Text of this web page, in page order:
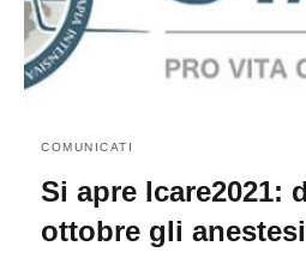
COMUNICATI
Si apre Icare2021:
ottobre gli